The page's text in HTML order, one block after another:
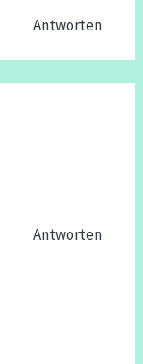
Antworten
Antworten